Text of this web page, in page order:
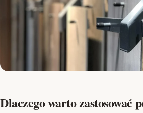
Dlaczego warto zastosować